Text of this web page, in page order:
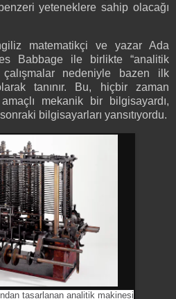
yeteneklere sahip olacağı
matematikçi ve yazar Ada
Babbage ile birlikte “analitik
çalışmalar nedeniyle bazen ilk
tanınır. Bu, hiçbir zaman
mekanik bir bilgisayardı,
bilgisayarları yansıtıyordu.
tasarlanan analitik makinesi